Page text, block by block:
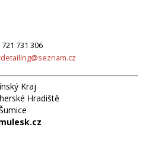
721 731 306
Kraj
Hradiště